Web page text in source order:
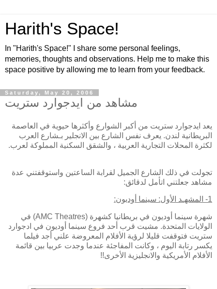
Harith's Space!
In "Harith's Space!" I share some personal feelings,
memories, thoughts and observations. Help me to make this
space positive by allowing me to learn from your feedback.
Saturday, May 20, 2006
مشاهد من ايدجوارد ستريت
يعد ايدجوارد ستريت من أكبر الشوارع وأكثرها حيوية في العاصمة
البريطانية لندن. يعرف نفس الشارع بين الانجلير بـشارع العرب
لكثرة المحلات التجارية العربية ، والشقق السكنية المملوكة لعرب.
تجولت في ذلك الشارع الجميل لقرابة الساعتين واستوقفتني عدة
مشاهد جعلتني اتأمل لدقائق:
1- المشهـد الأول: سينما أوديون:
شهرة سينما أوديون في بريطانيا كشهرة ((AMC Theatres في
الولايات المتحدة. مشيت قرب أحد فروع سينما أوديون في ادجوارد
ستريت فتوقفت قليلا لرؤية الأفلام المعروضة علني أجد فيلما
يكسر رتابة اليوم ، وكانت المفاجئة عندما وجدت عربيا بين قائمة
الأفلام الأمريكية والانجليزية الأخرى!!